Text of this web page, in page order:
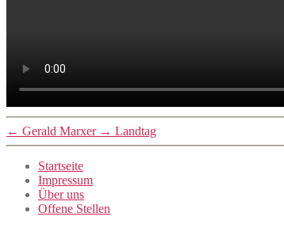
← Gerald Marxer → Landtag
Startseite
Impressum
Über uns
Offene Stellen